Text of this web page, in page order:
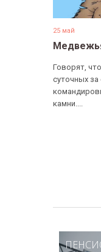
25 май
Говорят,
суточных
камни....